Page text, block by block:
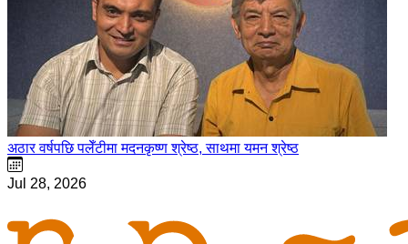
अठार वर्षपछि पलेँटीमा मदनकृष्ण श्रेष्ठ, साथमा यमन श्रेष्ठ
Jul 28, 2026